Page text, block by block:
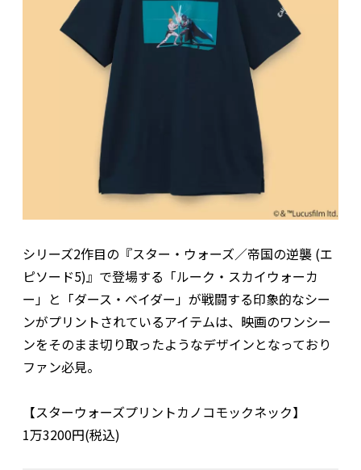
シリーズ2作目の『スター・ウォーズ／帝国の逆襲 (エ
ピソード5)』で登場する「ルーク・スカイウォーカ
ー」と「ダース・ベイダー」が戦闘する印象的なシー
ンがプリントされているアイテムは、映画のワンシー
ンをそのまま切り取ったようなデザインとなっており
ファン必見。
【スターウォーズプリントカノコモックネック】
1万3200円(税込)